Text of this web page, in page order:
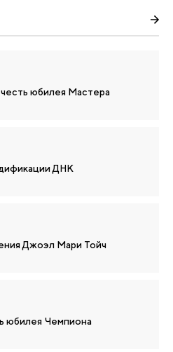
юбилея Мастера
ДНК
Джоэл Мари Тойч
юбилея Чемпиона